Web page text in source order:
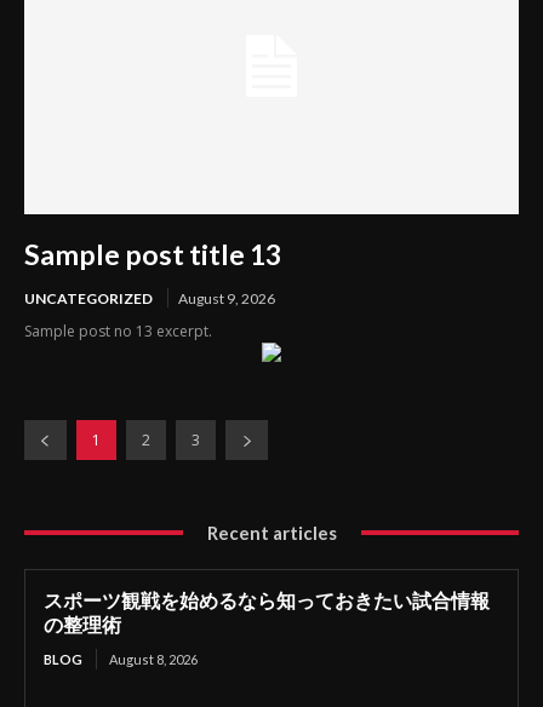
Sample post title 13
UNCATEGORIZED August 9, 2026
Sample post no 13 excerpt.
1 2 3
Recent articles
スポーツ観戦を始めるなら知っておきたい試合情報
の整理術
BLOG August 8, 2026